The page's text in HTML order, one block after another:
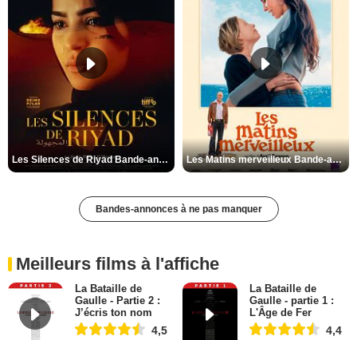
Les Silences de Riyad Bande-annonce VO STFR Les Matins merveilleux Bande-annonce VF
Bandes-annonces à ne pas manquer
Meilleurs films à l'affiche
La Bataille de
Gaulle - Partie 2 :
J’écris ton nom
4,5
La Bataille de
Gaulle - partie 1 :
L'Âge de Fer
4,4